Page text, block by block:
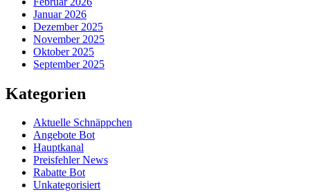
Januar 2026
Dezember 2025
November 2025
Oktober 2025
September 2025
Kategorien
Aktuelle Schnäppchen
Angebote Bot
Hauptkanal
Preisfehler News
Rabatte Bot
Unkategorisiert